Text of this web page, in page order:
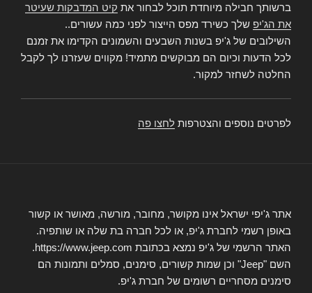
ברשותך חבילה מיוחדת תוכל לבחור את קיט המדבקות שעיטר
את הג'יפ שלך כשירד מפס הייצור לפני כמה עשורים..
השילובים של ג'יפ בשנות השבעים והשמונים הקדימו את זמנם
לכל הדעות וכיום הם מבוקשים מתמיד! מקווים שעזרנו לך לקבל
החלטה לשחזר למקור.
לפרטים נוספים והצטרפות לחצו פה
אתר ג'יפי ישראל אינו מקושר, מחובר, מורשה, מאושר או קשור
באופן רשמי לחברת ג'יפ, או לכל חברה בת שלה או שותפיה.
האתר הרשמי של ג'יפ נמצא בכתובת https://www.jeep.com.
השם "Jeep" וכן שמות קשורים, סימנים, סמלים ותמונות הם
סימנים מסחריים רשומים של חברת ג'יפ.